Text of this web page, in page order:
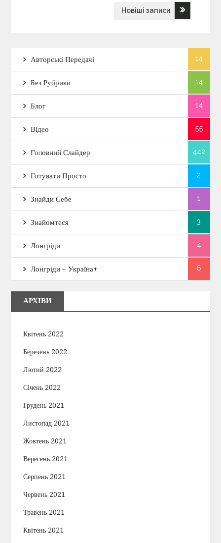
і
г
а
ц
і
я
з
а
п
и
с
Новіші записи
Авторські Передачі 14
Без Рубрики 14
Блог 14
Відео 55
Головний Слайдер 442
Готувати Просто 2
Знайди Себе 1
Знайомтеся 3
Лонгріди 4
Лонгріди – Україна+ 6
АРХІВИ
Квітень 2022
Березень 2022
Лютий 2022
Січень 2022
Грудень 2021
Листопад 2021
Жовтень 2021
Вересень 2021
Серпень 2021
Червень 2021
Травень 2021
Квітень 2021